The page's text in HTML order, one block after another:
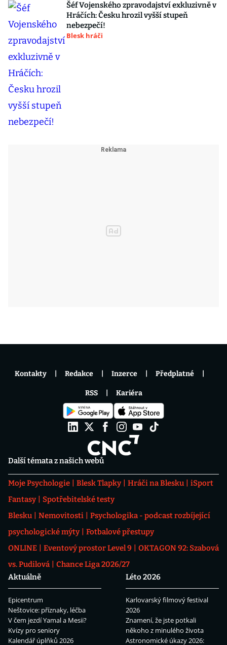
Šéf Vojenského zpravodajství exkluzivně v
Hráčích: Česku hrozil vyšší stupeň
nebezpečí!
Blesk hráči
Další témata z našich webů
Moje Psychologie Blesk Tlapky Hráči na Blesku
iSport
Fantasy
Spotřebitelské testy
Blesku
Nemovitosti
Psychologika - podcast rozbíjející
psychologické mýty
Fotbalové přestupy
ONLINE
Eventový prostor Level 9
OKTAGON 92: Szabová
vs. Pudilová
Chance Liga 2026/27
Aktuálně
Epicentrum
Neštovice: příznaky, léčba
V čem jezdí Yamal a Mesii?
Kvízy pro seniory
Kalendář úplňků 2026
Léto 2026
Karlovarský filmový festival
2026
Znamení, že jste potkali
někoho z minulého života
Astronomické úkazy 2026:
Kontakty Redakce Inzerce Předplatné
RSS Kariéra